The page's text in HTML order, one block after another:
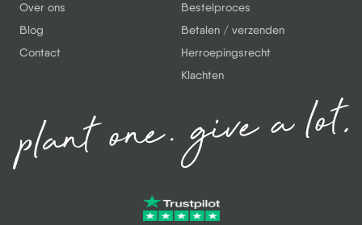
Over ons
Blog
Contact
Bestelproces
Betalen / verzenden
Herroepingsrecht
Klachten